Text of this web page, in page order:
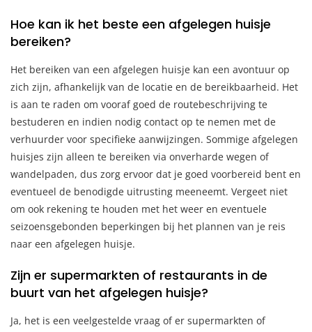
Hoe kan ik het beste een afgelegen huisje
bereiken?
Het bereiken van een afgelegen huisje kan een avontuur op
zich zijn, afhankelijk van de locatie en de bereikbaarheid. Het
is aan te raden om vooraf goed de routebeschrijving te
bestuderen en indien nodig contact op te nemen met de
verhuurder voor specifieke aanwijzingen. Sommige afgelegen
huisjes zijn alleen te bereiken via onverharde wegen of
wandelpaden, dus zorg ervoor dat je goed voorbereid bent en
eventueel de benodigde uitrusting meeneemt. Vergeet niet
om ook rekening te houden met het weer en eventuele
seizoensgebonden beperkingen bij het plannen van je reis
naar een afgelegen huisje.
Zijn er supermarkten of restaurants in de
buurt van het afgelegen huisje?
Ja, het is een veelgestelde vraag of er supermarkten of